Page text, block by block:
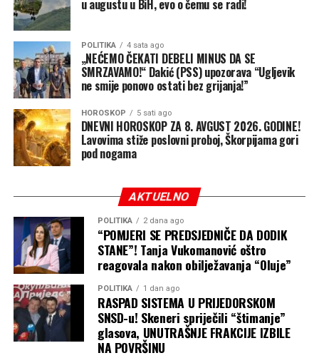
u augustu u BiH, evo o čemu se radi!
POLITIKA 4 sata ago
„NEĆEMO ČEKATI DEBELI MINUS DA SE
SMRZAVAMO!“ Dakić (PSS) upozorava “Ugljevik
ne smije ponovo ostati bez grijanja!”
HOROSKOP 5 sati ago
DNEVNI HOROSKOP ZA 8. AVGUST 2026. GODINE!
Lavovima stiže poslovni proboj, Škorpijama gori
pod nogama
AKTUELNO
POLITIKA 2 dana ago
“POMJERI SE PREDSJEDNIČE DA DODIK
STANE”! Tanja Vukomanović oštro
reagovala nakon obilježavanja “Oluje”
POLITIKA 1 dan ago
RASPAD SISTEMA U PRIJEDORSKOM
SNSD-u! Skeneri spriječili “štimanje”
glasova, UNUTRAŠNJE FRAKCIJE IZBILE
NA POVRŠINU